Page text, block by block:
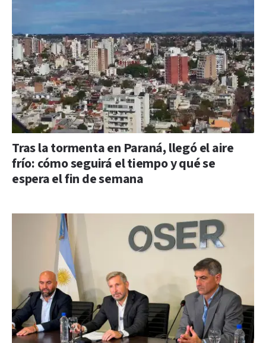
Tras la tormenta en Paraná, llegó el aire
frío: cómo seguirá el tiempo y qué se
espera el fin de semana